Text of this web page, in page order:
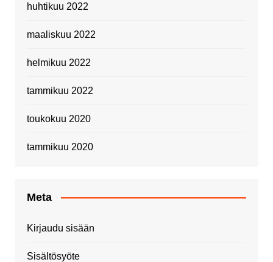
huhtikuu 2022
maaliskuu 2022
helmikuu 2022
tammikuu 2022
toukokuu 2020
tammikuu 2020
Meta
Kirjaudu sisään
Sisältösyöte